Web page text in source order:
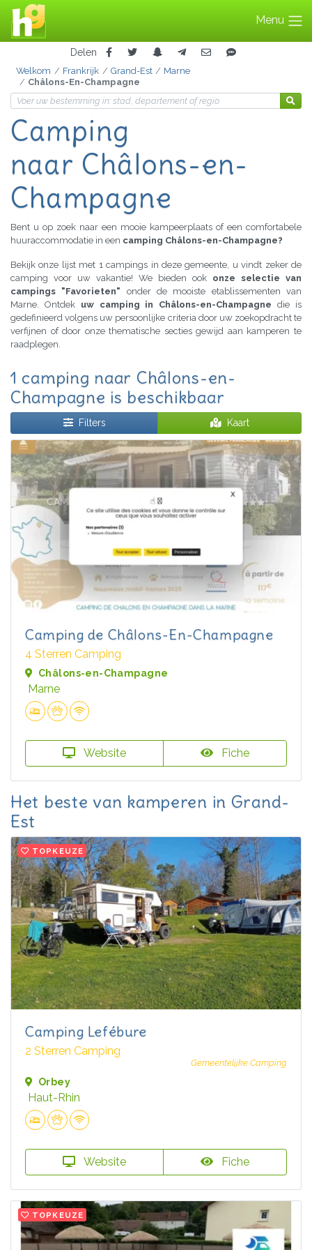
Menu
Delen
Welkom Frankrijk Grand-Est
Marne
Châlons-En-Champagne
Camping
naar Châlons-en-
Champagne
Bent u op zoek naar een mooie kampeerplaats of een comfortabele
huuraccommodatie in een camping Châlons-en-Champagne?
Bekijk onze lijst met 1 campings in deze gemeente, u vindt zeker de
camping voor uw vakantie! We bieden ook onze selectie van
campings "Favorieten" onder de mooiste etablissementen van
Marne. Ontdek uw camping in Châlons-en-Champagne die is
gedefinieerd volgens uw persoonlijke criteria door uw zoekopdracht te
verfijnen of door onze thematische secties gewijd aan kamperen te
raadplegen.
1 camping naar Châlons-en-
Champagne is beschikbaar
Filters Kaart
Camping de Châlons-En-Champagne
4 Sterren Camping
Châlons-en-Champagne
Marne
Website Fiche
Het beste van kamperen in Grand-
Est
TOPKEUZE
Camping Lefébure
2 Sterren Camping
Gemeentelijke Camping
Orbey
Haut-Rhin
Website Fiche
TOPKEUZE